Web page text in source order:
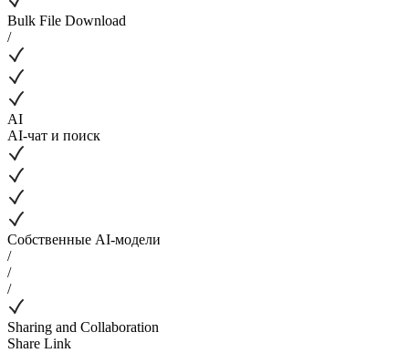
Bulk File Download
/
AI
AI-чат и поиск
Собственные AI-модели
/
/
/
Sharing and Collaboration
Share Link